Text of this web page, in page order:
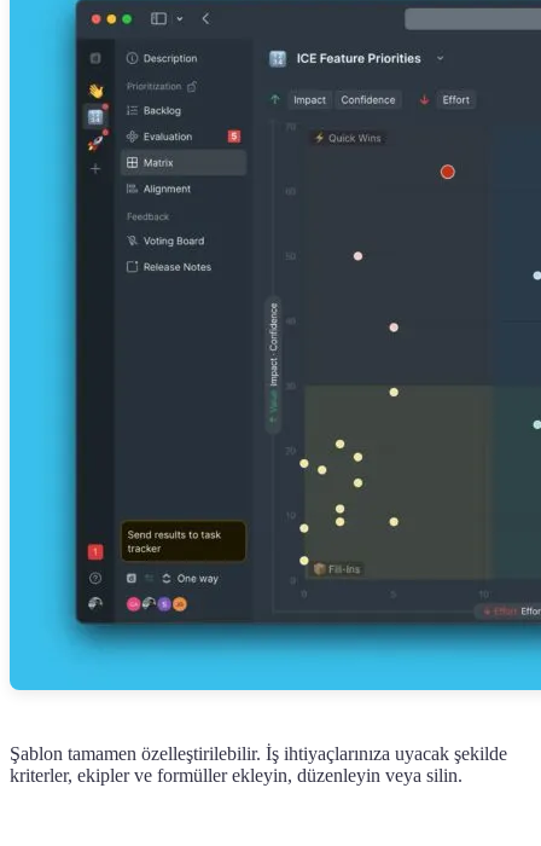
Şablon tamamen özelleştirilebilir. İş ihtiyaçlarınıza uyacak şekilde
kriterler, ekipler ve formüller ekleyin, düzenleyin veya silin.